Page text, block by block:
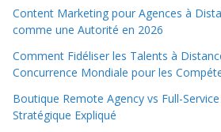
Content Marketing pour Agences à
comme une Autorité en 2026
Comment Fidéliser les Talents à
Concurrence Mondiale pour les
Boutique Remote Agency vs Full-
Stratégique Expliqué